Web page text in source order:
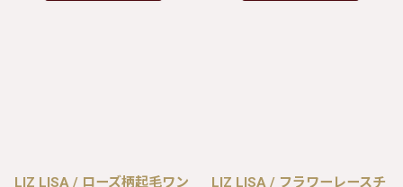
LIZ LISA / ローズ柄起毛ワン LIZ LISA / フラワーレースチ